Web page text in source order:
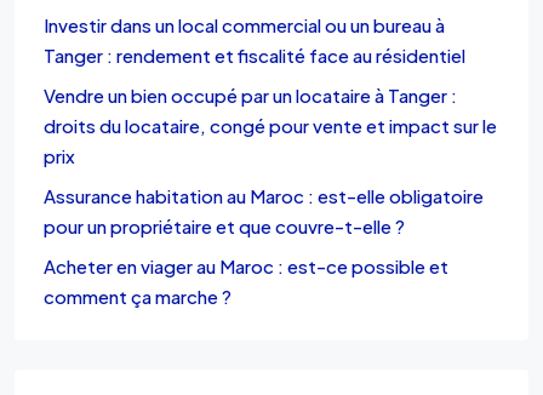
Investir dans un local commercial ou un bureau à
Tanger : rendement et fiscalité face au résidentiel
Vendre un bien occupé par un locataire à Tanger :
droits du locataire, congé pour vente et impact sur le
prix
Assurance habitation au Maroc : est-elle obligatoire
pour un propriétaire et que couvre-t-elle ?
Acheter en viager au Maroc : est-ce possible et
comment ça marche ?